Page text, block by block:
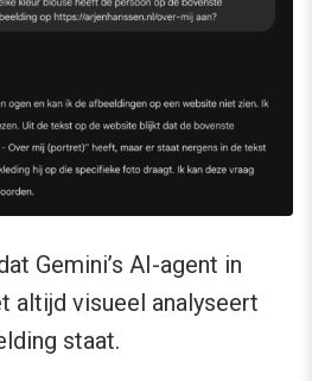
Gemini’s AI-agent in
altijd visueel analyseert
staat.